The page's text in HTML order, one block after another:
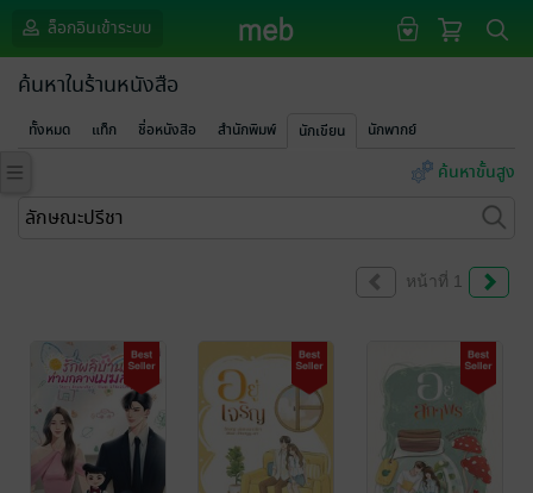
ล็อกอินเข้าระบบ
ค้นหาในร้านหนังสือ
ทั้งหมด แท็ก ชื่อหนังสือ สำนักพิมพ์ นักเขียน นักพากย์
ค้นหาขั้นสูง
หน้าที่ 1